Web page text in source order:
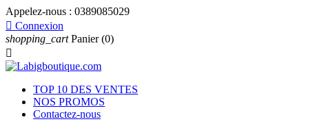
Appelez-nous : 0389085029
 Connexion
shopping_cart Panier (0)

TOP 10 DES VENTES
NOS PROMOS
Contactez-nous